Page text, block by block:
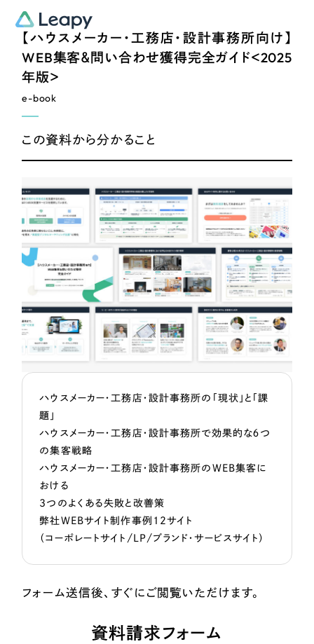
【ハウスメーカー・工務店・設計事務所向け】
WEB集客＆問い合わせ獲得完全ガイド＜2025
年版＞
e-book
この資料から分かること
ハウスメーカー・工務店・設計事務所の「現状」と「課
題」
ハウスメーカー・工務店・設計事務所で効果的な６つ
の集客戦略
ハウスメーカー・工務店・設計事務所のWEB集客に
おける
3つのよくある失敗と改善策
弊社WEBサイト制作事例12サイト
（コーポレートサイト/LP/ブランド・サービスサイト）
フォーム送信後、すぐにご閲覧いただけます。
資料請求フォーム